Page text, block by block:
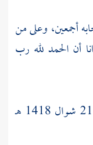
أجمعين، وعلى من
أن الحمد لله رب
21 شوال 1418 هـ